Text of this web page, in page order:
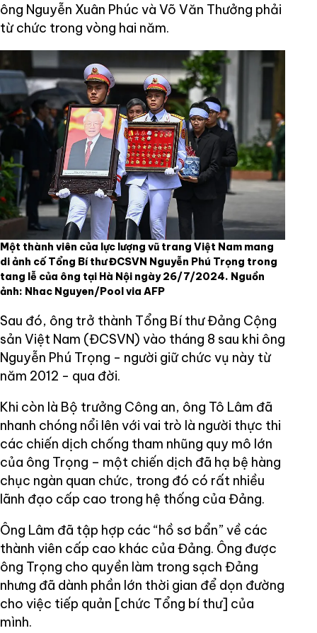
ông Nguyễn Xuân Phúc và Võ Văn Thưởng phải
từ chức trong vòng hai năm.
Một thành viên của lực lượng vũ trang Việt Nam mang
di ảnh cố Tổng Bí thư ĐCSVN Nguyễn Phú Trọng trong
tang lễ của ông tại Hà Nội ngày 26/7/2024. Nguồn
ảnh: Nhac Nguyen/Pool via AFP
Sau đó, ông trở thành Tổng Bí thư Đảng Cộng
sản Việt Nam (ĐCSVN) vào tháng 8 sau khi ông
Nguyễn Phú Trọng - người giữ chức vụ này từ
năm 2012 - qua đời.
Khi còn là Bộ trưởng Công an, ông Tô Lâm đã
nhanh chóng nổi lên với vai trò là người thực thi
các chiến dịch chống tham nhũng quy mô lớn
của ông Trọng – một chiến dịch đã hạ bệ hàng
chục ngàn quan chức, trong đó có rất nhiều
lãnh đạo cấp cao trong hệ thống của Đảng.
Ông Lâm đã tập hợp các “hồ sơ bẩn” về các
thành viên cấp cao khác của Đảng. Ông được
ông Trọng cho quyền làm trong sạch Đảng
nhưng đã dành phần lớn thời gian để dọn đường
cho việc tiếp quản [chức Tổng bí thư] của
mình.